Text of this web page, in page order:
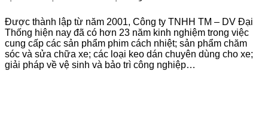
Được thành lập từ năm 2001, Công ty TNHH TM – DV Đại
Thống hiện nay đã có hơn 23 năm kinh nghiệm trong việc
cung cấp các sản phẩm phim cách nhiệt; sản phẩm chăm
sóc và sửa chữa xe; các loại keo dán chuyên dùng cho xe;
giải pháp về vệ sinh và bảo trì công nghiệp…